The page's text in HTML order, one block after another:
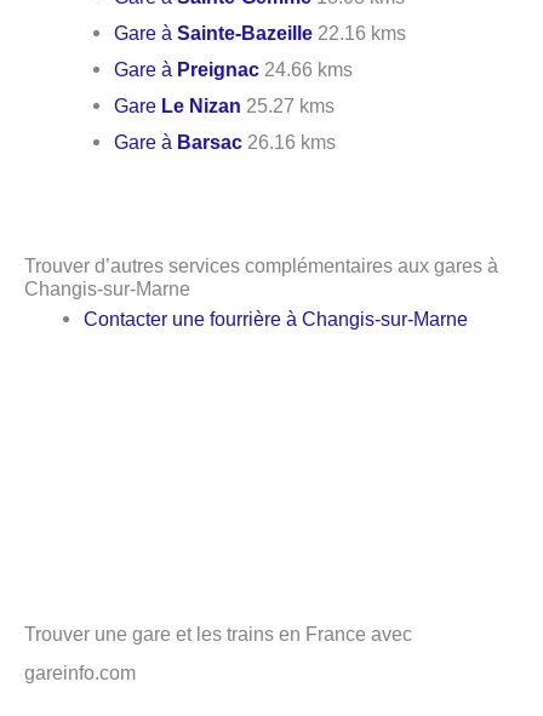
Gare àSainte-Bazeille 22.16 kms
Gare à Preignac 24.66 kms
Gare Le Nizan 25.27 kms
Gare à Barsac 26.16 kms
Trouver d’autres services complémentaires aux gares à
Changis-sur-Marne
Contacter une fourrière à Changis-sur-Marne
Trouver une gare et les trains en France avec
gareinfo.com